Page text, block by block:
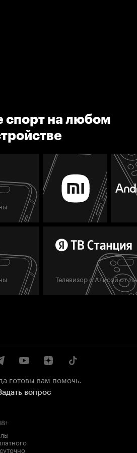
спорт на любом
Телевизор с Алисой от
готовы вам помочь.
вопрос